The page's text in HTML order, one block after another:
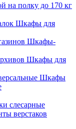
на полку до 170 кг
Шкафы для
Шкафы-
Шкафы для
Шкафы
слесарные
верстаков